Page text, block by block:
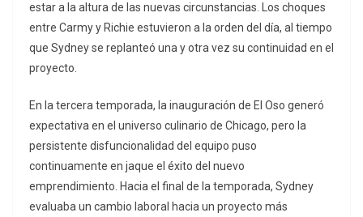
estar a la altura de las nuevas circunstancias. Los choques
entre Carmy y Richie estuvieron a la orden del día, al tiempo
que Sydney se replanteó una y otra vez su continuidad en el
proyecto.
En la tercera temporada, la inauguración de El Oso generó
expectativa en el universo culinario de Chicago, pero la
persistente disfuncionalidad del equipo puso
continuamente en jaque el éxito del nuevo
emprendimiento. Hacia el final de la temporada, Sydney
evaluaba un cambio laboral hacia un proyecto más